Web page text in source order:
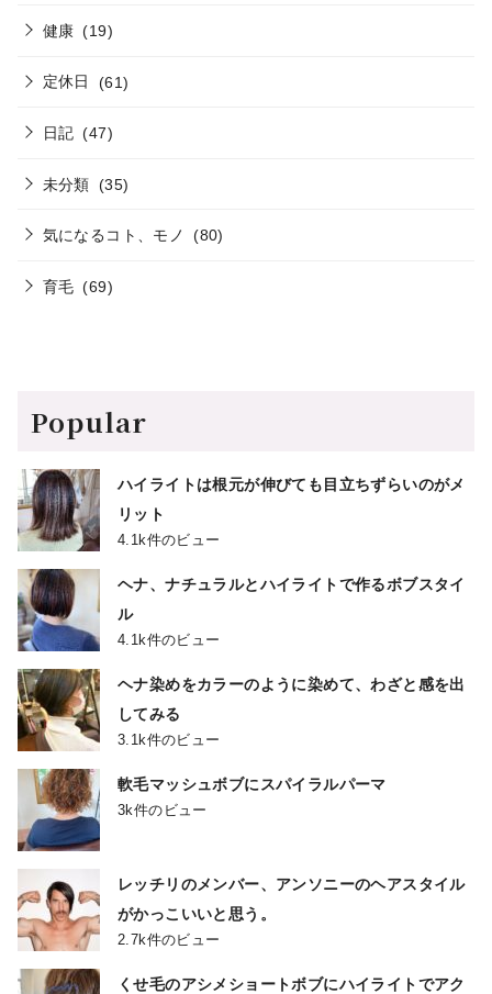
健康 (19)
定休日 (61)
日記 (47)
未分類 (35)
気になるコト、モノ (80)
育毛 (69)
Popular
ハイライトは根元が伸びても目立ちずらいのがメ
リット
4.1k件のビュー
ヘナ、ナチュラルとハイライトで作るボブスタイ
ル
4.1k件のビュー
ヘナ染めをカラーのように染めて、わざと感を出
してみる
3.1k件のビュー
軟毛マッシュボブにスパイラルパーマ
3k件のビュー
レッチリのメンバー、アンソニーのヘアスタイル
がかっこいいと思う。
2.7k件のビュー
くせ毛のアシメショートボブにハイライトでアク